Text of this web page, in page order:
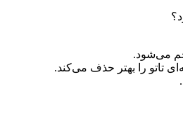
می‌شود.
تاتو را بهتر حذف می‌کند.